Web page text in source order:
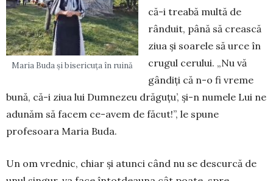
Maria Buda și bisericuța în ruină
că-i treabă multă de
rânduit, până să crească
ziua și soarele să urce în
crugul cerului. „Nu vă
gândiți că n-o fi vreme
bună, că-i ziua lui Dumnezeu drăguțu’, și-n numele Lui ne
adunăm să facem ce-avem de făcut!”, le spune
profesoara Maria Buda.
Un om vrednic, chiar și atunci când nu se descurcă de